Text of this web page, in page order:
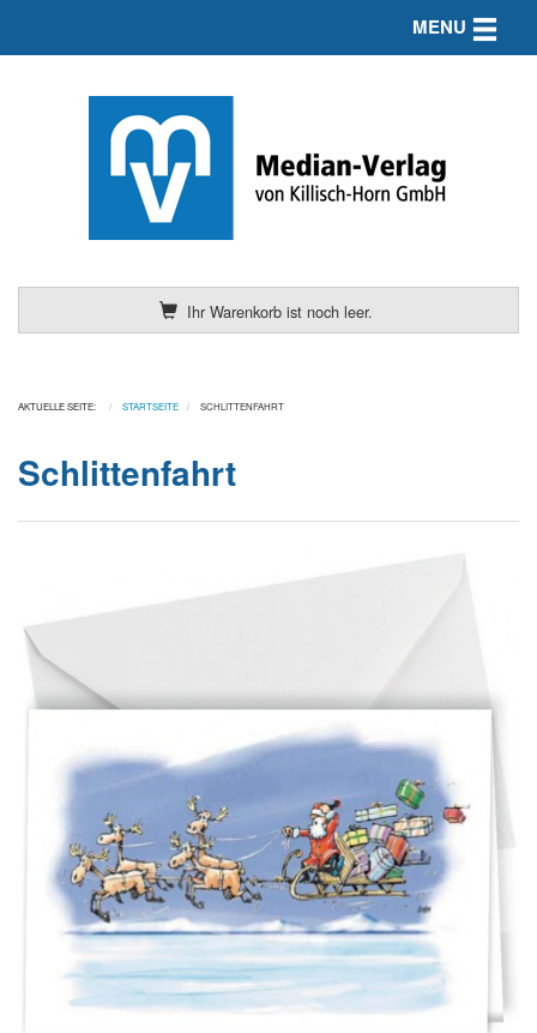
Ihr Warenkorb ist noch leer.
MENU Toggle
AKTUELLE SEITE: STARTSEITE SCHLITTENFAHRT
Schlittenfahrt